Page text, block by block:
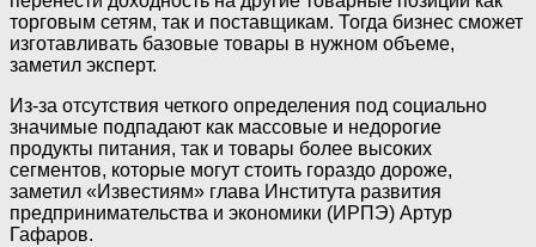
торговым сетям, так и поставщикам. Тогда бизнес сможет
изготавливать базовые товары в нужном объеме,
заметил эксперт.
Из-за отсутствия четкого определения под социально
значимые подпадают как массовые и недорогие
продукты питания, так и товары более высоких
сегментов, которые могут стоить гораздо дороже,
заметил «Известиям» глава Института развития
предпринимательства и экономики (ИРПЭ) Артур
Гафаров.